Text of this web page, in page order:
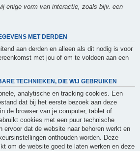
enige vorm van interactie, zoals bijv. een
MET DERDEN
aan derden en alleen als dit nodig is voor
met jou of om te voldoen aan een
TECHNIEKEN, DIE WIJ GEBRUIKEN
analytische en tracking cookies. Een
dat bij het eerste bezoek aan deze
de browser van je computer, tablet of
cookies met een puur technische
ervoor dat de website naar behoren werkt en
onthouden worden. Deze
om de website goed te laten werken en deze